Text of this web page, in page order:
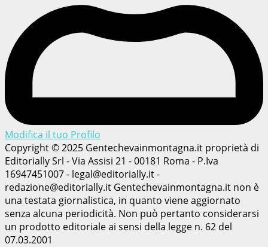
Modifica il tuo Profilo
Copyright © 2025 Gentechevainmontagna.it proprietà di
Editorially Srl - Via Assisi 21 - 00181 Roma - P.Iva
16947451007 - legal@editorially.it -
redazione@editorially.it Gentechevainmontagna.it non è
una testata giornalistica, in quanto viene aggiornato
senza alcuna periodicità. Non può pertanto considerarsi
un prodotto editoriale ai sensi della legge n. 62 del
07.03.2001